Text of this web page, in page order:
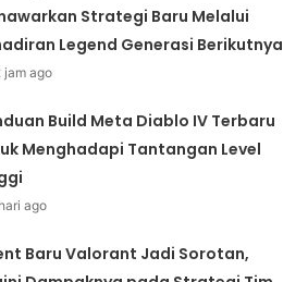
Strategi Baru Melalui
Legend Generasi Berikutnya
jam ago
Build Meta Diablo IV Terbaru
Menghadapi Tantangan Level
ago
Baru Valorant Jadi Sorotan,